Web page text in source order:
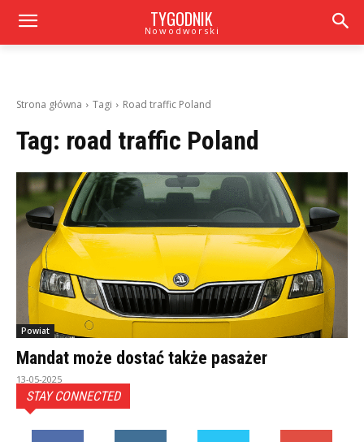
TYGODNIK
Nowodworski
Strona główna Tagi Road traffic Poland
Tag: road traffic Poland
Powiat
Mandat może dostać także pasażer
13-05-2025
STAY CONNECTED